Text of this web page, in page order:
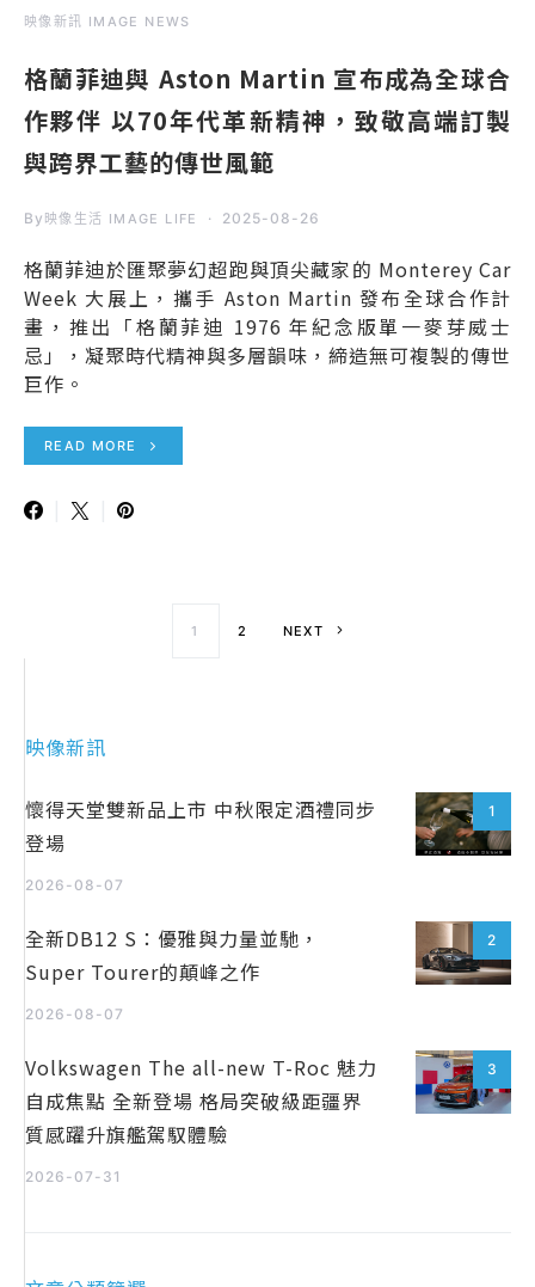
映像新訊 IMAGE NEWS
格蘭菲迪與 Aston Martin 宣布成為全球合
作夥伴 以70年代革新精神，致敬高端訂製
與跨界工藝的傳世風範
By 映像生活 IMAGE LIFE 2025-08-26
格蘭菲迪於匯聚夢幻超跑與頂尖藏家的 Monterey Car
Week 大展上，攜手 Aston Martin 發布全球合作計
畫，推出「格蘭菲迪 1976 年紀念版單一麥芽威士
忌」，凝聚時代精神與多層韻味，締造無可複製的傳世
巨作。
READ MORE
文章導覽
1 2 NEXT
映像新訊
1
懷得天堂雙新品上市 中秋限定酒禮同步
登場
2026-08-07
2
全新DB12 S：優雅與力量並馳，
Super Tourer的顛峰之作
2026-08-07
3
Volkswagen The all-new T-Roc 魅力
自成焦點 全新登場 格局突破級距疆界
質感躍升旗艦駕馭體驗
2026-07-31